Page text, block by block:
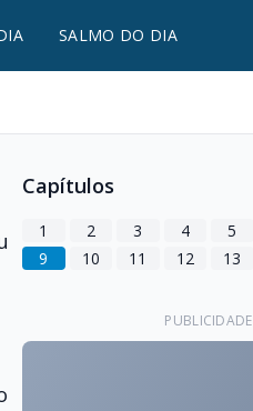
SALMO DO DIA
Capítulos
1 2 3 4 5
9
10 11 12 13
PUBLICIDADE